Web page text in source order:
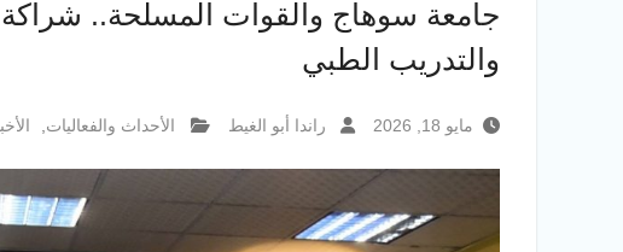
جامعة سوهاج والقوات المسلحة..
والتدريب الطبي
مايو 18, 2026 راندا أبو الغيط الأحداث والفعاليات